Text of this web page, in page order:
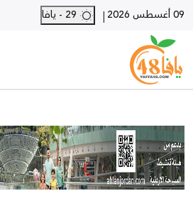
09 أغسطس 2026 |
أخبار محلية
أخبار يافا
SHORTS
أخبار اللد والرملة